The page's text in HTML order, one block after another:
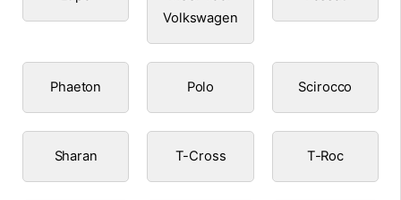
Volkswagen
Phaeton Polo Scirocco
Sharan T-Cross T-Roc